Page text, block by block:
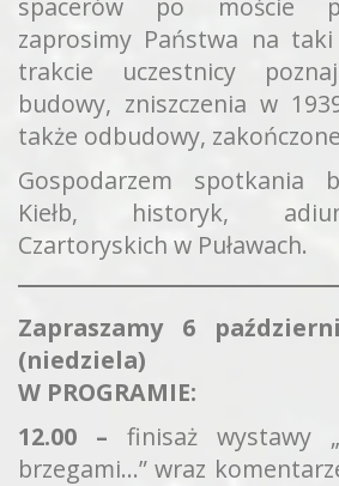
spacerów po moście
zaprosimy Państwa na
trakcie uczestnicy
budowy, zniszczenia w
także odbudowy,
Gospodarzem spotkania
Kiełb, historyk,
Czartoryskich w Puławach.
Zapraszamy 6
(niedziela)
W PROGRAMIE:
12.00 – finisaż wystawy
brzegami…” wraz